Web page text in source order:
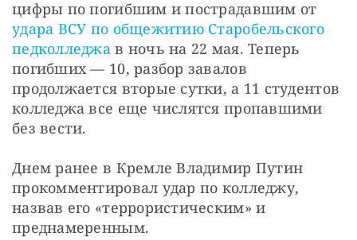
удара ВСУ по общежитию Старобельского
педколледжа в ночь на 22 мая. Теперь
погибших — 10, разбор завалов
продолжается вторые сутки, а 11 студентов
колледжа все еще числятся пропавшими
без вести.
Днем ранее в Кремле Владимир Путин
прокомментировал удар по колледжу,
назвав его «террористическим» и
преднамеренным.